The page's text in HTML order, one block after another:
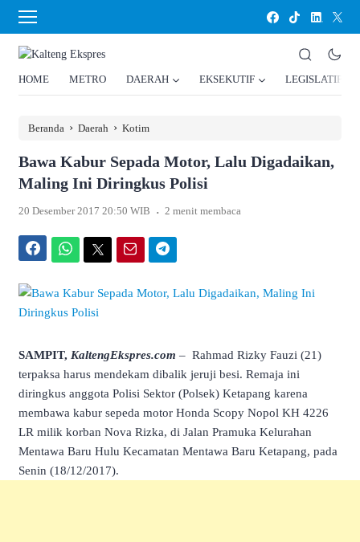
HOME METRO DAERAH EKSEKUTIF LEGISLATIF
Beranda › Daerah › Kotim
Bawa Kabur Sepada Motor, Lalu Digadaikan,
Maling Ini Diringkus Polisi
20 Desember 2017 20:50 WIB . 2 menit membaca
SAMPIT, KaltengEkspres.com – Rahmad Rizky Fauzi (21)
terpaksa harus mendekam dibalik jeruji besi. Remaja ini
diringkus anggota Polisi Sektor (Polsek) Ketapang karena
membawa kabur sepeda motor Honda Scopy Nopol KH 4226
LR milik korban Nova Rizka, di Jalan Pramuka Kelurahan
Mentawa Baru Hulu Kecamatan Mentawa Baru Ketapang, pada
Senin (18/12/2017).